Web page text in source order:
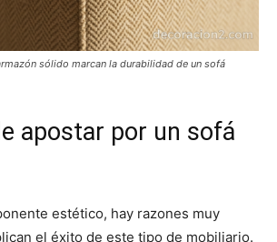
sólido marcan la durabilidad de un sofá
apostar por un sofá
estético, hay razones muy
el éxito de este tipo de mobiliario.